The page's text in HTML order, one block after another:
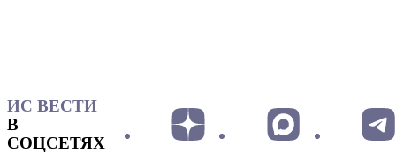
ИС ВЕСТИ
В
СОЦСЕТЯХ